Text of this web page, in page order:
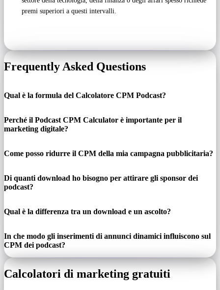
premi superiori a questi intervalli.
Frequently Asked Questions
Qual è la formula del Calcolatore CPM Podcast?
Perché il Podcast CPM Calculator è importante per il
marketing digitale?
Come posso ridurre il CPM della mia campagna pubblicitaria?
Di quanti download ho bisogno per attirare gli sponsor dei
podcast?
Qual è la differenza tra un download e un ascolto?
In che modo gli inserimenti di annunci dinamici influiscono sul
CPM dei podcast?
Calcolatori di marketing gratuiti